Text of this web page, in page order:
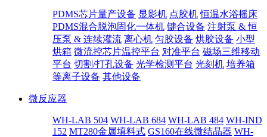
PDMS芯片量产设备 显影机 点胶机 恒温水浴摇床
PDMS混合脱泡固化一体机 键合设备 注射泵 & 恒
压泵 & 连续灌流 离心机 匀胶设备 烘胶设备 小型
烘箱 微流控芯片温控平台 对准平台 磁场三维移动
平台 切割/打孔设备 光学检测平台 光刻机 培养箱
等离子设备 其他设备
微反应器
WH-LAB 504 WH-LAB 684 WH-LAB 484 WH-IND
152 MT280金属填料式 GS160在线微结晶器 WH-